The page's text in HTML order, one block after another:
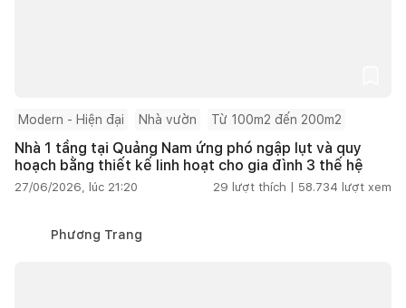
Modern - Hiện đại Nhà vườn Từ 100m2 đến 200m2
Nhà 1 tầng tại Quảng Nam ứng phó ngập lụt và quy
hoạch bằng thiết kế linh hoạt cho gia đình 3 thế hệ
27/06/2026, lúc 21:20 29 lượt thích | 58.734 lượt xem
Phương Trang